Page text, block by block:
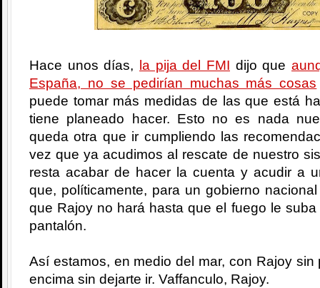
Hace unos días, la pija del FMI dijo que
España, no se pedirían muchas más cosas
puede tomar más medidas de las que está
tiene planeado hacer. Esto no es nada
queda otra que ir cumpliendo las
vez que ya acudimos al rescate de nuestro
resta acabar de hacer la cuenta y acudir a
que, políticamente, para un gobierno
que Rajoy no hará hasta que el fuego le
pantalón.
Así estamos, en medio del mar, con Rajoy
encima sin dejarte ir. Vaffanculo, Rajoy.